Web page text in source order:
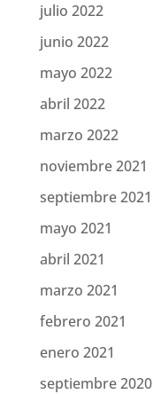
julio 2022
junio 2022
mayo 2022
abril 2022
marzo 2022
noviembre 2021
septiembre 2021
mayo 2021
abril 2021
marzo 2021
febrero 2021
enero 2021
septiembre 2020